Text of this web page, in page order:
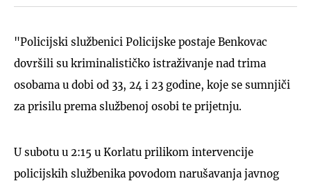
"Policijski službenici Policijske postaje Benkovac
dovršili su kriminalističko istraživanje nad trima
osobama u dobi od 33, 24 i 23 godine, koje se sumnjiči
za prisilu prema službenoj osobi te prijetnju.
U subotu u 2:15 u Korlatu prilikom intervencije
policijskih službenika povodom narušavanja javnog